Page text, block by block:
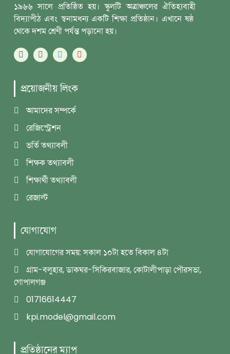
১৯৬৬ সালে প্রতিষ্ঠিত হয়। স্কুলটি অত্রাঞ্চলের ঐতিহ্যবাহী
বিদ্যাপীঠ এবং স্বনামধন্য একটি শিক্ষা প্রতিষ্ঠান। এখানে ষষ্ঠ
থেকে দশম শ্রেণী পর্যন্ত পড়ানো হয়।
প্রয়োজনীয় লিংক
আমাদের সম্পর্কে
রেজিস্ট্রেশন
ভর্তি তথ্যাবলী
শিক্ষক তথ্যাবলী
শিক্ষার্থী তথ্যাবলী
রেজাল্ট
যোগাযোগ
যোগাযোগের সময়: সকাল ১০টা হতে বিকাল ৪টা
গ্রাম-বলুহার, ডাকঘর-সিকিরবাজার, কোটালীপাড়া পৌরসভা,
গোপালগঞ্জ
01716614447
kpi.model@gmail.com
প্রতিষ্ঠানের ম্যাপ